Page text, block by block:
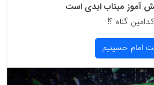
آموز میناب ابدی است
گناه ؟!
امام حسینیم